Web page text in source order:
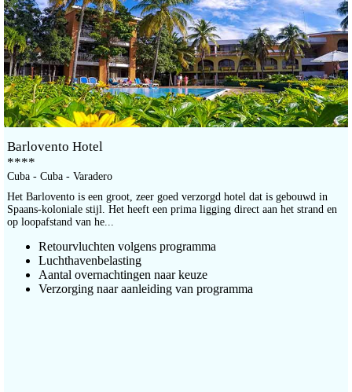
Barlovento Hotel
****
Cuba - Cuba - Varadero
Het Barlovento is een groot, zeer goed verzorgd hotel dat is gebouwd in
Spaans-koloniale stijl. Het heeft een prima ligging direct aan het strand en
op loopafstand van he...
Retourvluchten volgens programma
Luchthavenbelasting
Aantal overnachtingen naar keuze
Verzorging naar aanleiding van programma